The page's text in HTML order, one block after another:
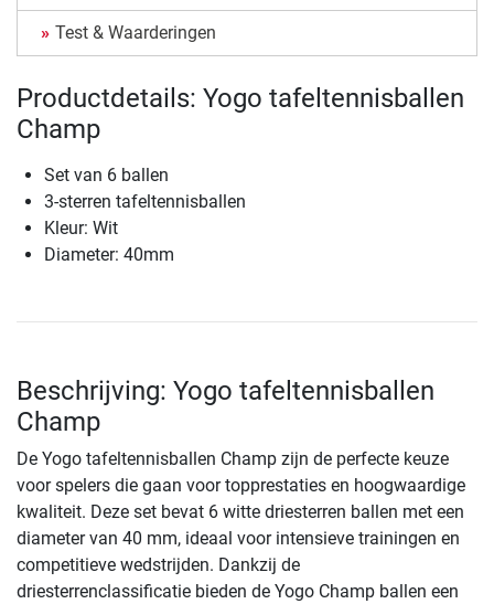
Test & Waarderingen
Productdetails: Yogo tafeltennisballen
Champ
Set van 6 ballen
3-sterren tafeltennisballen
Kleur: Wit
Diameter: 40mm
Beschrijving: Yogo tafeltennisballen
Champ
De Yogo tafeltennisballen Champ zijn de perfecte keuze
voor spelers die gaan voor topprestaties en hoogwaardige
kwaliteit. Deze set bevat 6 witte driesterren ballen met een
diameter van 40 mm, ideaal voor intensieve trainingen en
competitieve wedstrijden. Dankzij de
driesterrenclassificatie bieden de Yogo Champ ballen een